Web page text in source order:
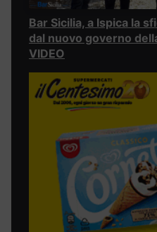
Bar Sicilia, a Ispica la
dal nuovo governo
VIDEO